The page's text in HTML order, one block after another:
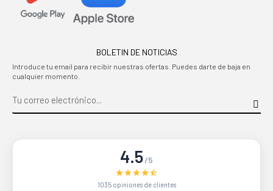
BOLETIN DE NOTICIAS
Introduce tu email para recibir nuestras ofertas. Puedes darte de baja en
cualquier momento.
4.5/5
1035 opiniones de clientes